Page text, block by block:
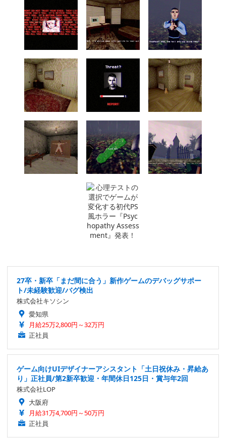
27卒・新卒「まだ間に合う」新作ゲームのデバッグサポー
ト/未経験歓迎/バグ検出
株式会社キソシン
愛知県
月給25万2,800円～32万円
正社員
ゲーム向けUIデザイナーアシスタント「土日祝休み・昇給あ
り」正社員/第2新卒歓迎・年間休日125日・賞与年2回
株式会社LOP
大阪府
月給31万4,700円～50万円
正社員